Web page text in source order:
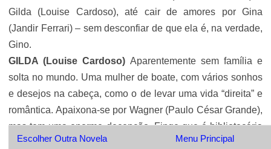
Gilda (Louise Cardoso), até cair de amores por Gina
(Jandir Ferrari) – sem desconfiar de que ela é, na verdade,
Gino.
GILDA (Louise Cardoso) Aparentemente sem família e
solta no mundo. Uma mulher de boate, com vários sonhos
e desejos na cabeça, como o de levar uma vida “direita” e
romântica. Apaixona-se por Wagner (Paulo César Grande),
mas tem uma enorme decepção. Finge que é bibliotecária
para poder morar no prédio de Dona Armênia (
Escolher Outra Novela Menu Principal